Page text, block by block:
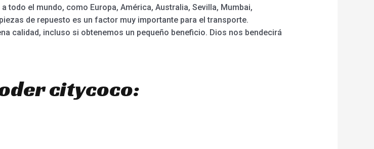
el mundo, como Europa, América, Australia, Sevilla, Mumbai,
de repuesto es un factor muy importante para el transporte.
calidad, incluso si obtenemos un pequeño beneficio. Dios nos bendecirá
citycoco: